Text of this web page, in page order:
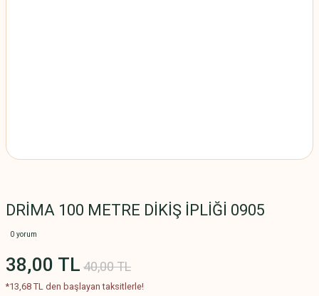
DRİMA 100 METRE DİKİŞ İPLİĞİ 0905
0 yorum
38,00 TL 40,00 TL
*13,68 TL den başlayan taksitlerle!